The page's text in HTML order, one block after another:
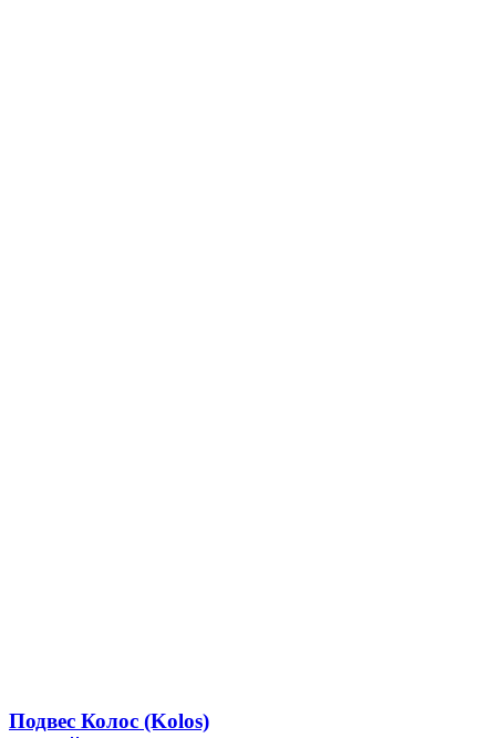
Подвес Колос (Kolos)